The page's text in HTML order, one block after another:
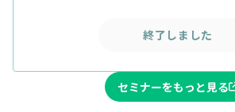
終了しました
セミナーをもっと見る